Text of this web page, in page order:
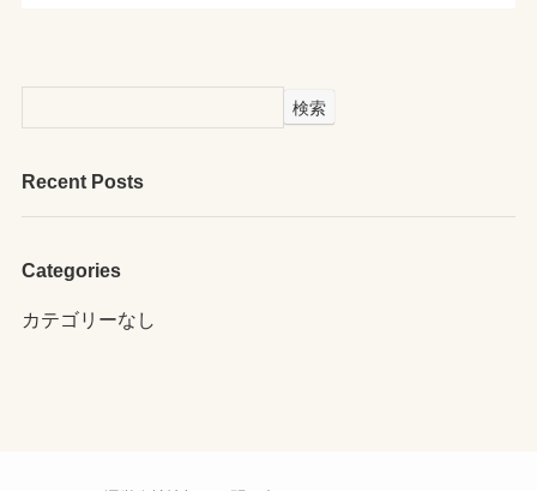
検索
Recent Posts
Categories
カテゴリーなし